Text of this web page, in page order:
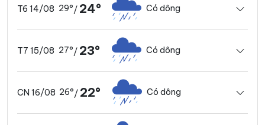
T6 14/08 29°/ 24° Có dông
T7 15/08 27°/ 23° Có dông
CN 16/08 26°/ 22° Có dông